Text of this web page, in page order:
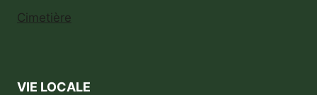
Cimetière
VIE LOCALE